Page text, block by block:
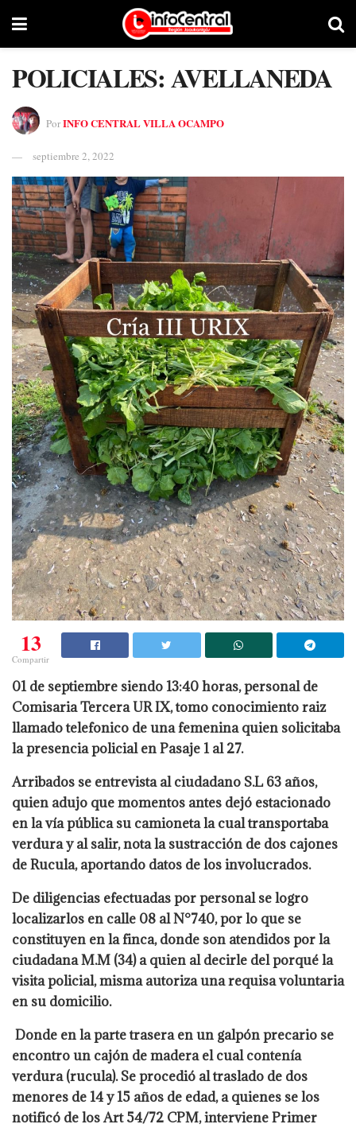
POLICIALES: AVELLANEDA
PorINFO CENTRAL VILLA OCAMPO
septiembre 2, 2022
13
Compartir
01 de septiembre siendo 13:40 horas, personal de
Comisaria Tercera UR IX, tomo conocimiento raiz
llamado telefonico de una femenina quien solicitaba
la presencia policial en Pasaje 1 al 27.
Arribados se entrevista al ciudadano S.L 63 años,
quien adujo que momentos antes dejó estacionado
en la vía pública su camioneta la cual transportaba
verdura y al salir, nota la sustracción de dos cajones
de Rucula, aportando datos de los involucrados.
De diligencias efectuadas por personal se logro
localizarlos en calle 08 al N°740, por lo que se
constituyen en la finca, donde son atendidos por la
ciudadana M.M (34) a quien al decirle del porqué la
visita policial, misma autoriza una requisa voluntaria
en su domicilio.
Donde en la parte trasera en un galpón precario se
encontro un cajón de madera el cual contenía
verdura (rucula). Se procedió al traslado de dos
menores de 14 y 15 años de edad, a quienes se los
notificó de los Art 54/72 CPM, interviene Primer